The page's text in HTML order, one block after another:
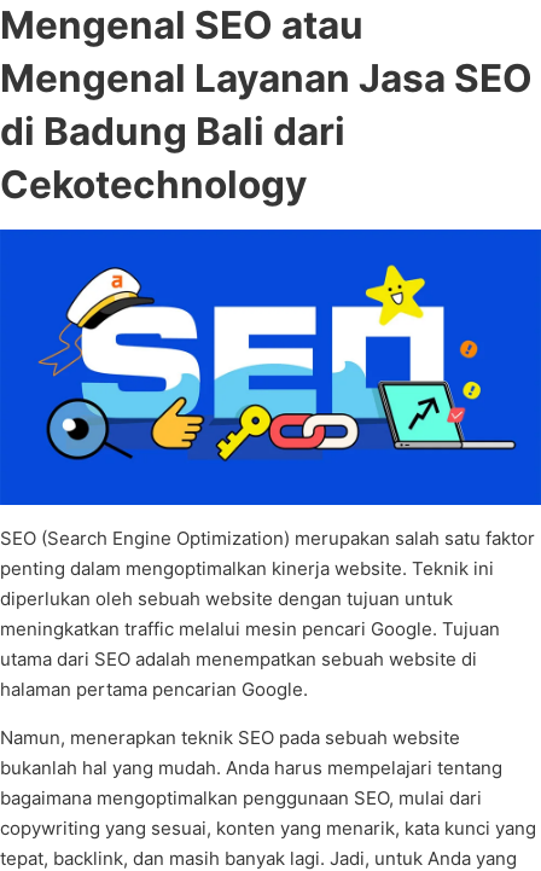
Mengenal SEO atau
Mengenal Layanan Jasa SEO
di Badung Bali dari
Cekotechnology
SEO (Search Engine Optimization) merupakan salah satu faktor
penting dalam mengoptimalkan kinerja website. Teknik ini
diperlukan oleh sebuah website dengan tujuan untuk
meningkatkan traffic melalui mesin pencari Google. Tujuan
utama dari SEO adalah menempatkan sebuah website di
halaman pertama pencarian Google.
Namun, menerapkan teknik SEO pada sebuah website
bukanlah hal yang mudah. Anda harus mempelajari tentang
bagaimana mengoptimalkan penggunaan SEO, mulai dari
copywriting yang sesuai, konten yang menarik, kata kunci yang
tepat, backlink, dan masih banyak lagi. Jadi, untuk Anda yang